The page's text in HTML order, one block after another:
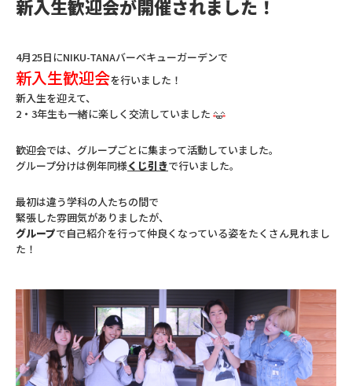
新入生歓迎会が開催されました！
4月25日にNIKU-TANAバーベキューガーデンで
新入生歓迎会を行いました！
新入生を迎えて、
2・3年生も一緒に楽しく交流していました
歓迎会では、グループごとに集まって活動していました。
グループ分けは例年同様くじ引きで行いました。
最初は違う学科の人たちの間で
緊張した雰囲気がありましたが、
グループで自己紹介を行って仲良くなっている姿をたくさん見れまし
た！